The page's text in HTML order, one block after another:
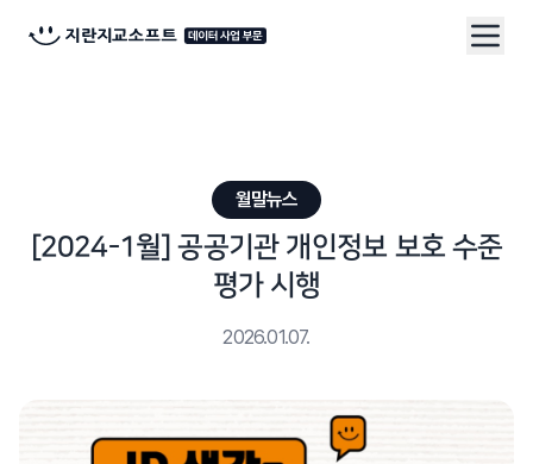
월말뉴스
[2024-1월] 공공기관 개인정보 보호 수준
평가 시행
2026.01.07.